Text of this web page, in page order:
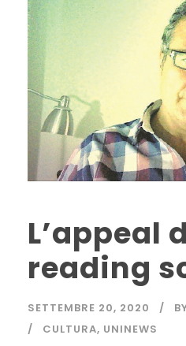
L’appeal
reading
SETTEMBRE 20, 2020
CULTURA, UNINEWS